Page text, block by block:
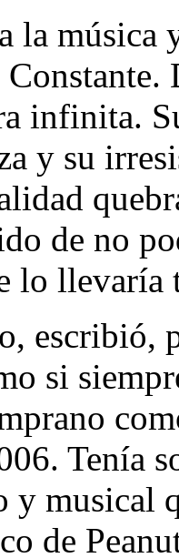
la música
infinita.
y su
de no
lo llevaría
escribió,
si
Tenía
y musical
de